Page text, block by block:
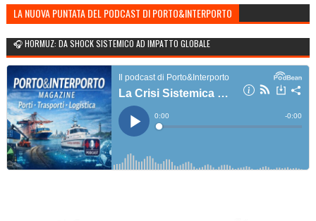
LA NUOVA PUNTATA DEL PODCAST DI PORTO&INTERPORTO
🎧 HORMUZ: DA SHOCK SISTEMICO AD IMPATTO GLOBALE